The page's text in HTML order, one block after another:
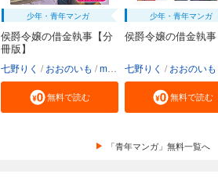
少年・青年マンガ
侯爵令嬢の借金執事【分
冊版】
七野りく おおのいも mmu
無料で読む
少年・青年マンガ
侯爵令嬢の借金執事
七野りく おおのいも
無料で読む
「青年マンガ」無料一覧へ